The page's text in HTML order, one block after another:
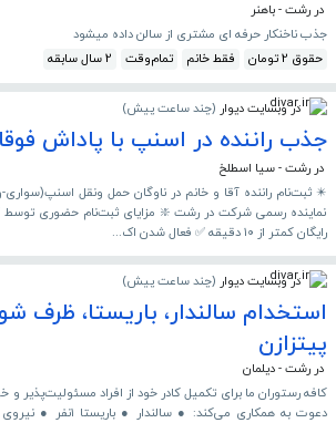
در رشت - باهنر
جذب ناخنکار حرفه ای مشتری از سالن داده میشود
حقوق 2 تومان
فقط خانم تمام‌وقت 2 سال سابقه
در وبسایت دیوار (چند ساعت پیش)
جذب راننده در اسنپ با پاداش
در رشت - سیا اسطلخ
✴️ ثبت‌نام راننده آقا و خانم در ناوگان حمل ونقل
نماینده رسمی شرکت در رشت ❇️ مزایای ثبت‌نام حضوری توسط
رایگان کمتر از ۱۰ دقیقه ✅️ فعال شدن اک...
در وبسایت دیوار (چند ساعت پیش)
استخدام سالندار، باریستا، ظرف
پیتزازن
در رشت - دیلمان
کافه رستوران ما برای تکمیل کادر خود از افراد مسئولیت‌پذیر